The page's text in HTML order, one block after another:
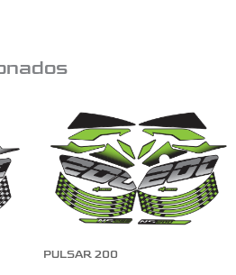
PULSAR 200